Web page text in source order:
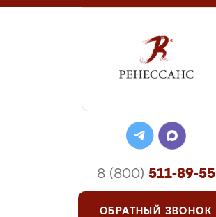
8 (800) 511-89-55
ОБРАТНЫЙ ЗВОНОК